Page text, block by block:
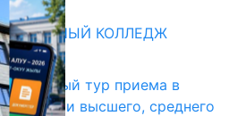
КОЛЛЕДЖ
первый тур приема в
высшего, среднего